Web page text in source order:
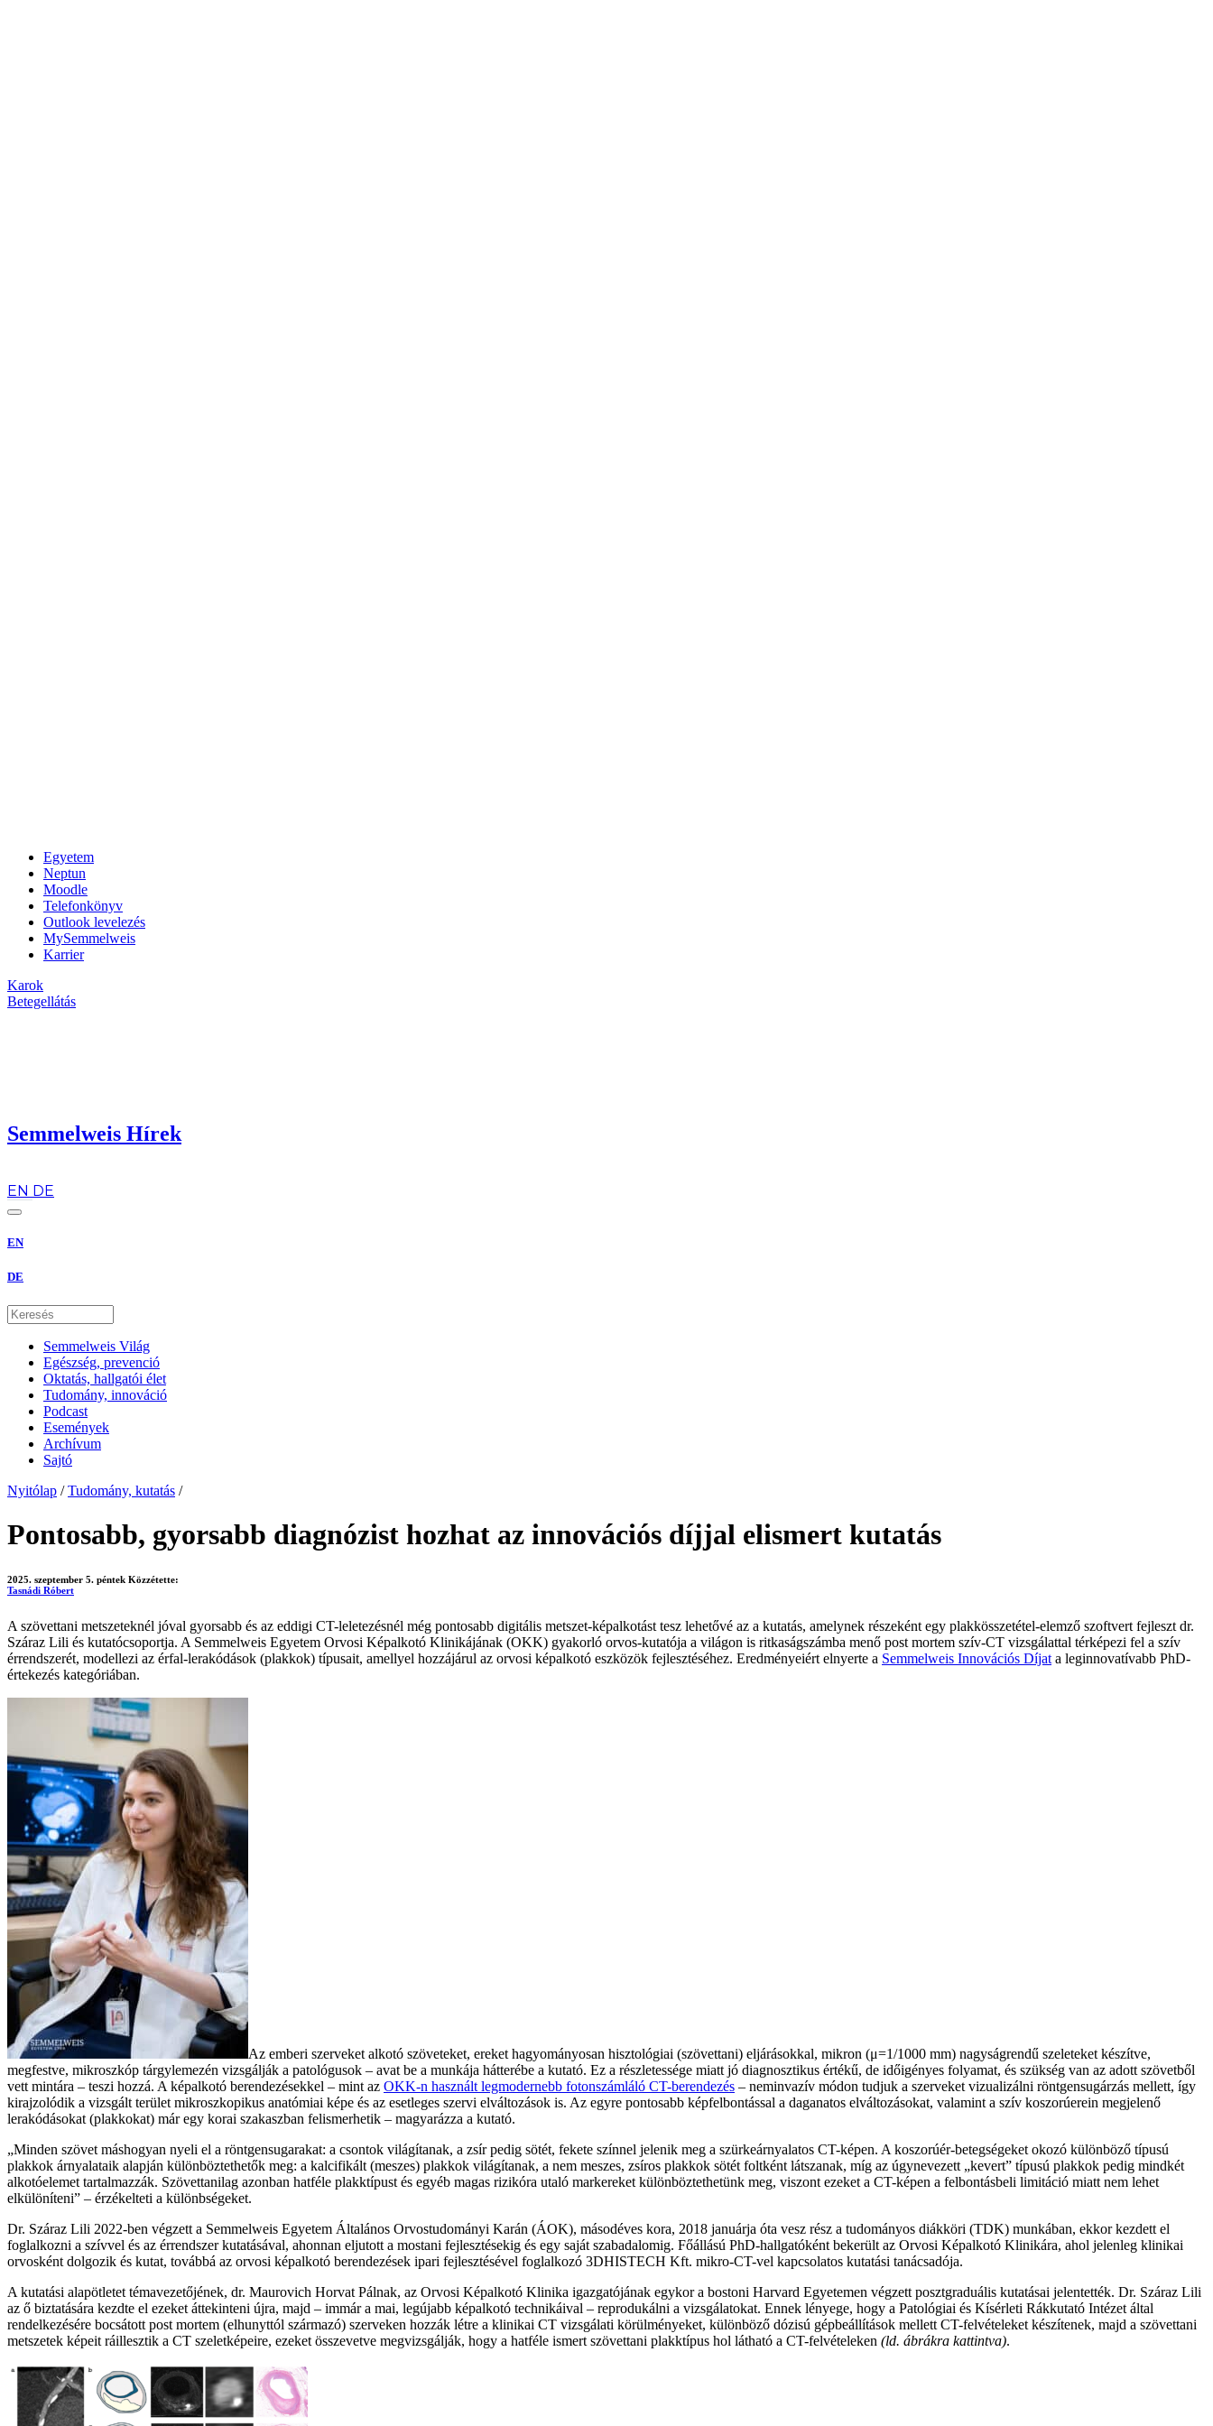
Egyetem
Neptun
Moodle
Telefonkönyv
Outlook levelezés
MySemmelweis
Karrier
Karok
Betegellátás
Semmelweis Hírek
EN DE
EN
DE
Semmelweis Világ
Egészség, prevenció
Oktatás, hallgatói élet
Tudomány, innováció
Podcast
Események
Archívum
Sajtó
Nyitólap / Tudomány, kutatás /
Pontosabb, gyorsabb diagnózist hozhat az innovációs díjjal elismert kutatás
2025. szeptember 5. péntek Közzétette:
Tasnádi Róbert
A szövettani metszeteknél jóval gyorsabb és az eddigi CT-leletezésnél még pontosabb digitális metszet-képalkotást tesz lehetővé az a kutatás, amelynek részeként egy plakkösszetétel-elemző szoftvert fejleszt dr.
Száraz Lili és kutatócsoportja. A Semmelweis Egyetem Orvosi Képalkotó Klinikájának (OKK) gyakorló orvos-kutatója a világon is ritkaságszámba menő post mortem szív-CT vizsgálattal térképezi fel a szív
érrendszerét, modellezi az érfal-lerakódások (plakkok) típusait, amellyel hozzájárul az orvosi képalkotó eszközök fejlesztéséhez. Eredményeiért elnyerte a Semmelweis Innovációs Díjat a leginnovatívabb PhD-
értekezés kategóriában.
Az emberi szerveket alkotó szöveteket, ereket hagyományosan hisztológiai (szövettani) eljárásokkal, mikron (μ=1/1000 mm) nagyságrendű szeleteket készítve,
megfestve, mikroszkóp tárgylemezén vizsgálják a patológusok – avat be a munkája hátterébe a kutató. Ez a részletessége miatt jó diagnosztikus értékű, de időigényes folyamat, és szükség van az adott szövetből
vett mintára – teszi hozzá. A képalkotó berendezésekkel – mint az OKK-n használt legmodernebb fotonszámláló CT-berendezés – neminvazív módon tudjuk a szerveket vizualizálni röntgensugárzás mellett, így
kirajzolódik a vizsgált terület mikroszkopikus anatómiai képe és az esetleges szervi elváltozások is. Az egyre pontosabb képfelbontással a daganatos elváltozásokat, valamint a szív koszorúerein megjelenő
lerakódásokat (plakkokat) már egy korai szakaszban felismerhetik – magyarázza a kutató.
„Minden szövet máshogyan nyeli el a röntgensugarakat: a csontok világítanak, a zsír pedig sötét, fekete színnel jelenik meg a szürkeárnyalatos CT-képen. A koszorúér-betegségeket okozó különböző típusú
plakkok árnyalataik alapján különböztethetők meg: a kalcifikált (meszes) plakkok világítanak, a nem meszes, zsíros plakkok sötét foltként látszanak, míg az úgynevezett „kevert” típusú plakkok pedig mindkét
alkotóelemet tartalmazzák. Szövettanilag azonban hatféle plakktípust és egyéb magas rizikóra utaló markereket különböztethetünk meg, viszont ezeket a CT-képen a felbontásbeli limitáció miatt nem lehet
elkülöníteni” – érzékelteti a különbségeket.
Dr. Száraz Lili 2022-ben végzett a Semmelweis Egyetem Általános Orvostudományi Karán (ÁOK), másodéves kora, 2018 januárja óta vesz rész a tudományos diákköri (TDK) munkában, ekkor kezdett el
foglalkozni a szívvel és az érrendszer kutatásával, ahonnan eljutott a mostani fejlesztésekig és egy saját szabadalomig. Főállású PhD-hallgatóként bekerült az Orvosi Képalkotó Klinikára, ahol jelenleg klinikai
orvosként dolgozik és kutat, továbbá az orvosi képalkotó berendezések ipari fejlesztésével foglalkozó 3DHISTECH Kft. mikro-CT-vel kapcsolatos kutatási tanácsadója.
A kutatási alapötletet témavezetőjének, dr. Maurovich Horvat Pálnak, az Orvosi Képalkotó Klinika igazgatójának egykor a bostoni Harvard Egyetemen végzett posztgraduális kutatásai jelentették. Dr. Száraz Lili
az ő biztatására kezdte el ezeket áttekinteni újra, majd – immár a mai, legújabb képalkotó technikáival – reprodukálni a vizsgálatokat. Ennek lényege, hogy a Patológiai és Kísérleti Rákkutató Intézet által
rendelkezésére bocsátott post mortem (elhunyttól származó) szerveken hozzák létre a klinikai CT vizsgálati körülményeket, különböző dózisú gépbeállítások mellett CT-felvételeket készítenek, majd a szövettani
metszetek képeit ráillesztik a CT szeletképeire, ezeket összevetve megvizsgálják, hogy a hatféle ismert szövettani plakktípus hol látható a CT-felvételeken (ld. ábrákra kattintva).